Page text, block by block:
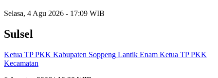
Selasa, 4 Agu 2026 - 17:09 WIB
Sulsel
Ketua TP PKK Kabupaten Soppeng Lantik Enam Ketua TP PKK
Kecamatan